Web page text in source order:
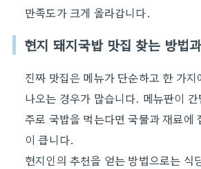
만족도가 크게 올라갑니다.
현지 돼지국밥 맛집 찾는 방법
진짜 맛집은 메뉴가 단순하고 한 가
나오는 경우가 많습니다. 메뉴판이
주로 국밥을 먹는다면 국물과 재료에
이 큽니다.
현지인의 추천을 얻는 방법으로는 식